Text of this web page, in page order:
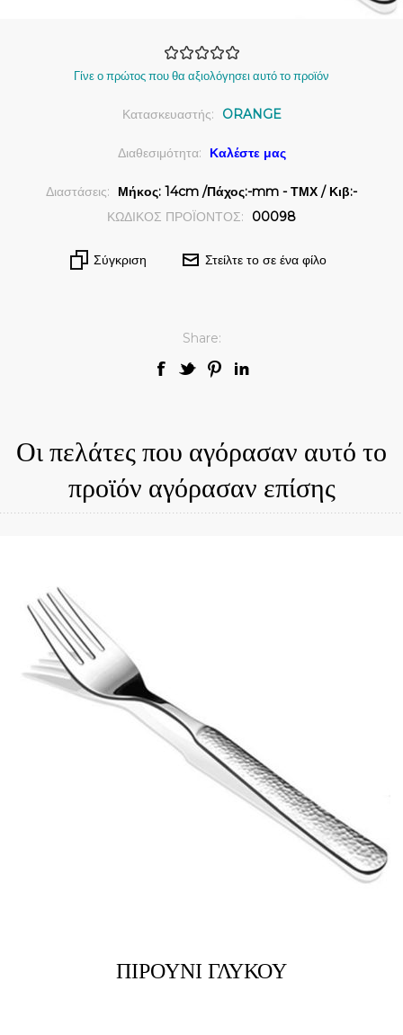
Γίνε ο πρώτος που θα αξιολόγησει αυτό το προϊόν
Κατασκευαστής: ORANGE
Διαθεσιμότητα: Καλέστε μας
Διαστάσεις:
Μήκος: 14cm /Πάχος:-mm - ΤΜΧ / Κιβ:-
ΚΩΔΙΚΟΣ ΠΡΟΪΟΝΤΟΣ:
00098
Σύγκριση Στείλτε το σε ένα φίλο
Share:
Οι πελάτες που αγόρασαν αυτό το
προϊόν αγόρασαν επίσης
ΠΙΡΟΥΝΙ ΓΛΥΚΟΥ